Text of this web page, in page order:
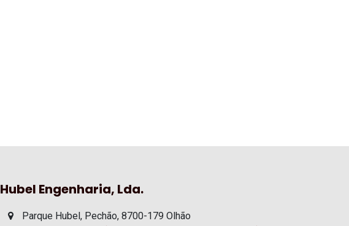
Hubel Engenharia, Lda.
Parque Hubel, Pechão, 8700-179 Olhão